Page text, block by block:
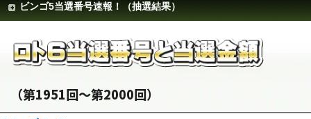
ビンゴ5当選番号速報！（抽選結果）
（第1951回～第2000回）